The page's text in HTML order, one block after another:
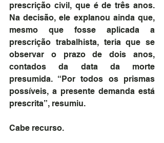
prescrição civil, que é de três anos.
Na decisão, ele explanou ainda que,
mesmo que fosse aplicada a
prescrição trabalhista, teria que se
observar o prazo de dois anos,
contados da data da morte
presumida. “Por todos os prismas
possíveis, a presente demanda está
prescrita”, resumiu.
Cabe recurso.